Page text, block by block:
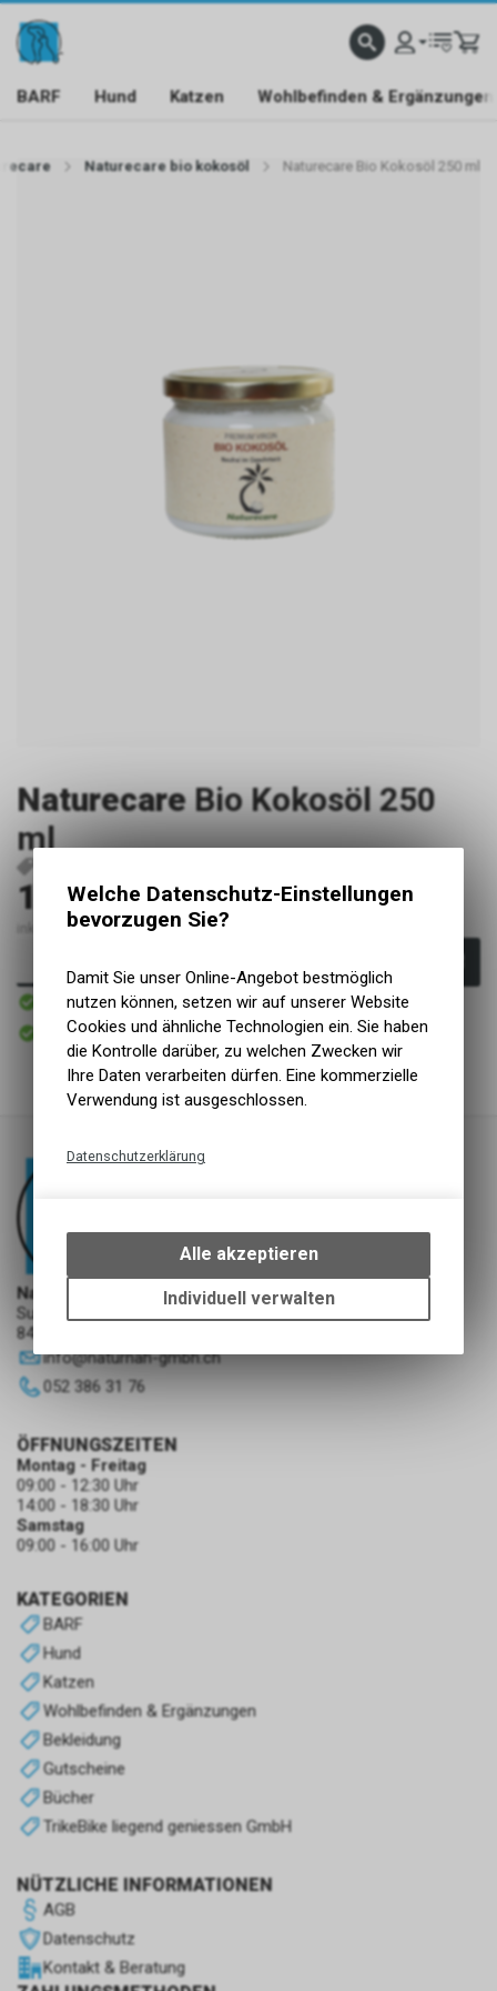
BARF Hund Katzen Wohlbefinden & Ergänzungen
Naturecare bio kokosöl Naturecare Bio Kokosöl 250 ml
Naturecare Bio Kokosöl 250
ml
14.30CHF
inkl. MwSt., zzgl. Versandkosten
Sofort verfügbar
Versand
Sofort abholbar
Abholung NaturNah GmbH
NaturNah GmbH
Sunnehofstrasse 7
8493 Saland
info@naturnah-gmbh.ch
052 386 31 76
KATEGORIEN
BARF
Hund
Katzen
Wohlbefinden & Ergänzungen
Bekleidung
Gutscheine
Bücher
TrikeBike liegend geniessen GmbH
NÜTZLICHE INFORMATIONEN
AGB
Datenschutz
Kontakt & Beratung
ÖFFNUNGSZEITEN
Montag - Freitag
09:00 - 12:30 Uhr
14:00 - 18:30 Uhr
Samstag
09:00 - 16:00 Uhr
Welche Datenschutz-Einstellungen
bevorzugen Sie?
Damit Sie unser Online-Angebot bestmöglich
nutzen können, setzen wir auf unserer Website
Cookies und ähnliche Technologien ein. Sie haben
die Kontrolle darüber, zu welchen Zwecken wir
Ihre Daten verarbeiten dürfen. Eine kommerzielle
Verwendung ist ausgeschlossen.
Datenschutzerklärung
bestimmte Interaktionen und
Einstellungen auf Ihrem Gerät,
um die grundlegenden
Funktionen unseres Online-
des Warenkorbs, zu
Alle akzeptieren
Individuell verwalten